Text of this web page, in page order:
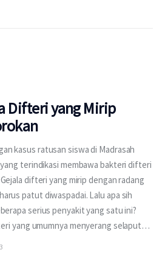
Difteri yang Mirip
kasus ratusan siswa di Madrasah
terindikasi membawa bakteri difteri
difteri yang mirip dengan radang
patut diwaspadai. Lalu apa sih
serius penyakit yang satu ini?
yang umumnya menyerang selaput…